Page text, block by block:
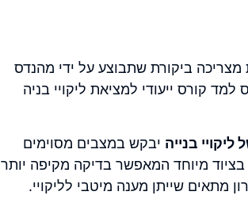
מצריכה ביקורת שתבוצע על ידי מהנדס
קורס ייעודי למציאת ליקויי בניה
בנייה יבקש במצבים מסוימים
מיוחד המאפשר בדיקה מקיפה יותר
מתאים שייתן מענה מיטבי לליקויי.